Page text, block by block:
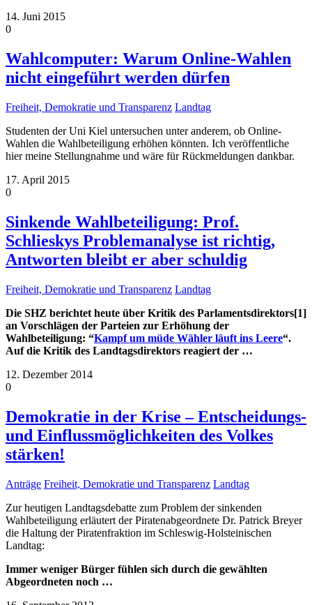
14. Juni 2015
0
Wahlcomputer: Warum Online-Wahlen
nicht eingeführt werden dürfen
Freiheit, Demokratie und Transparenz Landtag
Studenten der Uni Kiel untersuchen unter anderem, ob Online-
Wahlen die Wahlbeteiligung erhöhen könnten. Ich veröffentliche
hier meine Stellungnahme und wäre für Rückmeldungen dankbar.
17. April 2015
0
Sinkende Wahlbeteiligung: Prof.
Schlieskys Problemanalyse ist richtig,
Antworten bleibt er aber schuldig
Freiheit, Demokratie und Transparenz Landtag
Die SHZ berichtet heute über Kritik des Parlamentsdirektors[1]
an Vorschlägen der Parteien zur Erhöhung der
Wahlbeteiligung: “Kampf um müde Wähler läuft ins Leere“.
Auf die Kritik des Landtagsdirektors reagiert der …
12. Dezember 2014
0
Demokratie in der Krise – Entscheidungs-
und Einflussmöglichkeiten des Volkes
stärken!
Anträge Freiheit, Demokratie und Transparenz Landtag
Zur heutigen Landtagsdebatte zum Problem der sinkenden
Wahlbeteiligung erläutert der Piratenabgeordnete Dr. Patrick Breyer
die Haltung der Piratenfraktion im Schleswig-Holsteinischen
Landtag:
Immer weniger Bürger fühlen sich durch die gewählten
Abgeordneten noch …